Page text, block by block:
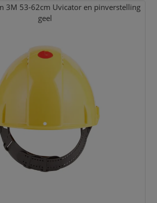
3M 53-62cm Uvicator en pinverstelling
geel